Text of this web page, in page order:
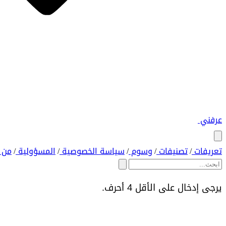
عرفني
تعريفات/ تصنيفات/ وسوم/ سياسة الخصوصية/ المسؤولية/
يرجى إدخال على الأقل 4 أحرف.